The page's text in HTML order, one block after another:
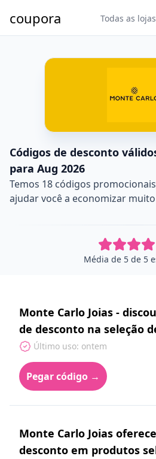
coupora Todas as lojas
Códigos de desconto
para Aug 2026
Temos 18 códigos
ajudar você a economizar
Média de 5 de 5
Monte Carlo Joias -
de desconto na seleção
Último uso: ontem
Pegar código →
Monte Carlo Joias
desconto em produtos